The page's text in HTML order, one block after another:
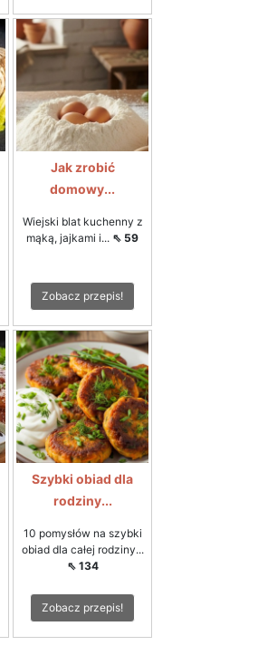
Jak zrobić
domowy...
Wiejski blat kuchenny z
mąką, jajkami i... ⇖ 59
Zobacz przepis!
Szybki obiad dla
rodziny...
10 pomysłów na szybki
obiad dla całej rodziny...
⇖ 134
Zobacz przepis!